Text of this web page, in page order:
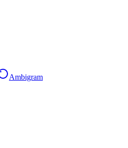
Ambigram